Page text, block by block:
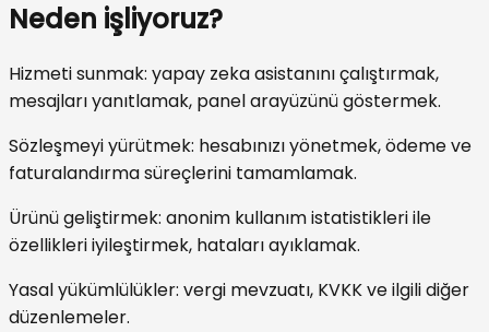
Neden işliyoruz?
Hizmeti sunmak: yapay zeka asistanını çalıştırmak,
mesajları yanıtlamak, panel arayüzünü göstermek.
Sözleşmeyi yürütmek: hesabınızı yönetmek, ödeme ve
faturalandırma süreçlerini tamamlamak.
Ürünü geliştirmek: anonim kullanım istatistikleri ile
özellikleri iyileştirmek, hataları ayıklamak.
Yasal yükümlülükler: vergi mevzuatı, KVKK ve ilgili diğer
düzenlemeler.